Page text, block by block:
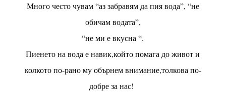
Много често чувам “аз забравям да пия вода”, “не
обичам водата”,
“не ми е вкусна “.
Пиенето на вода е навик,който помага до живот и
колкото по-рано му обърнем внимание,толкова по-
добре за нас!